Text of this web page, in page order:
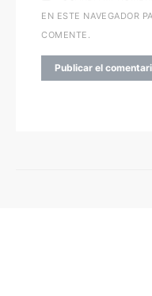
EN ESTE NAVEGADOR
COMENTE.